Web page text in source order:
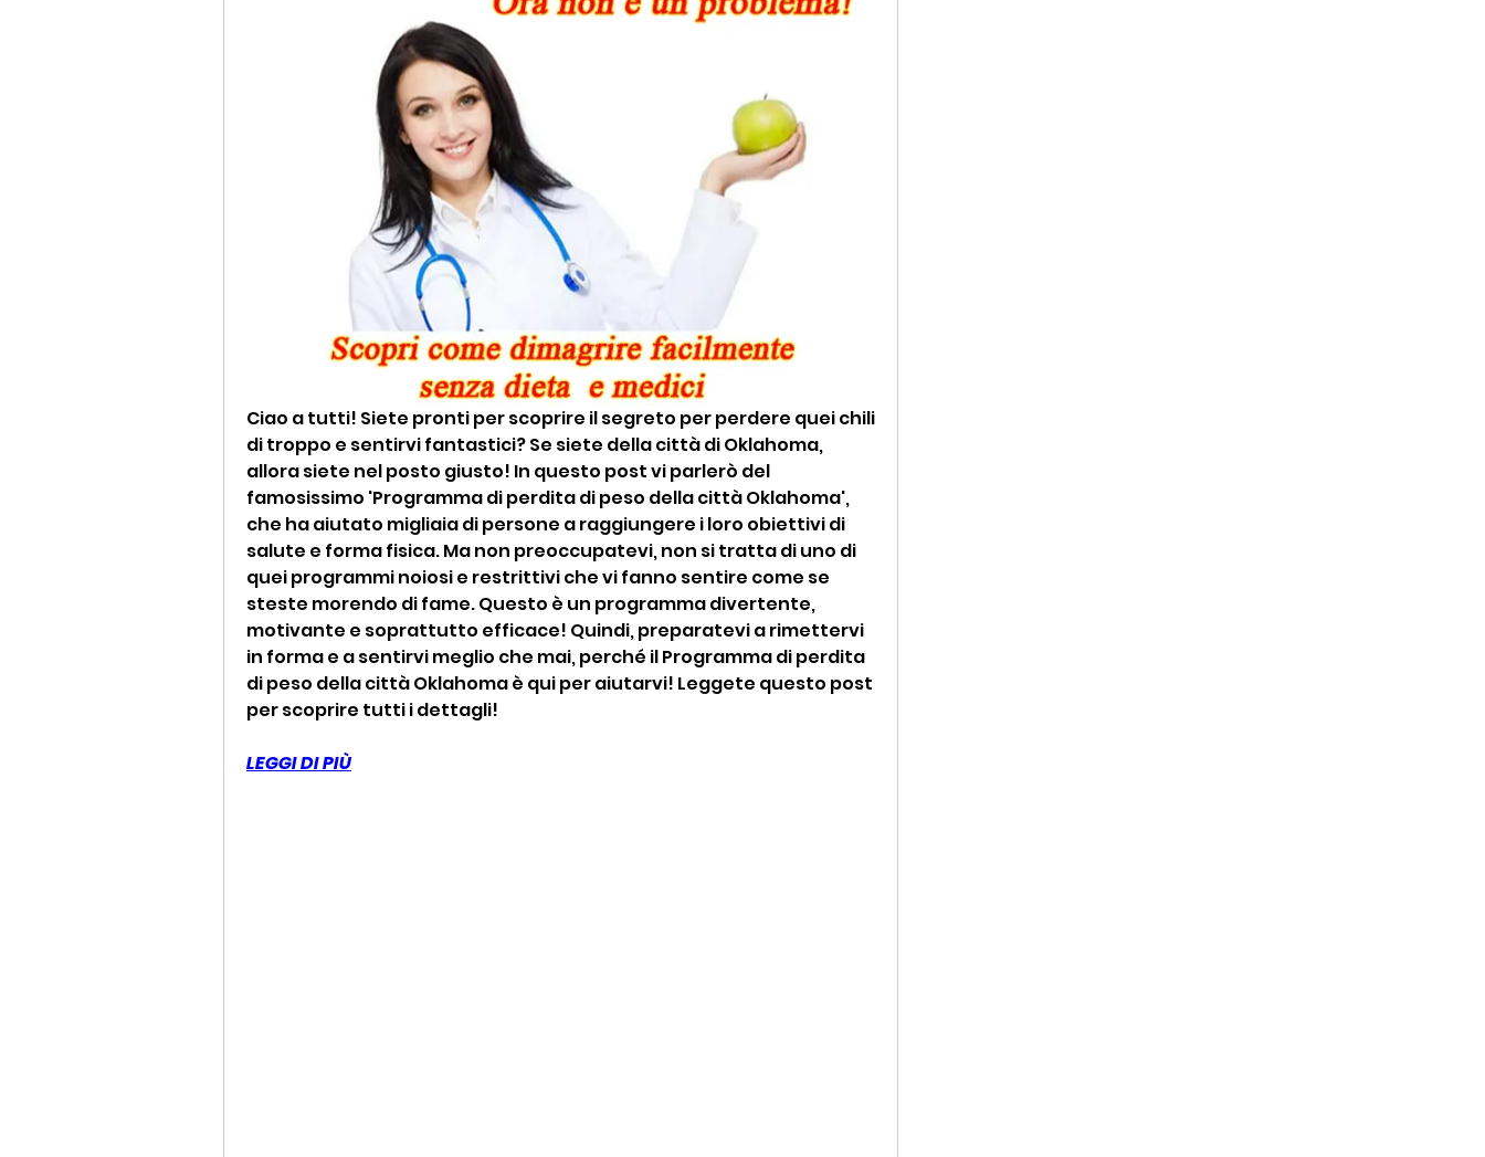
Ciao a tutti! Siete pronti per scoprire il segreto per perdere quei chili
di troppo e sentirvi fantastici? Se siete della città di Oklahoma,
allora siete nel posto giusto! In questo post vi parlerò del
famosissimo 'Programma di perdita di peso della città Oklahoma',
che ha aiutato migliaia di persone a raggiungere i loro obiettivi di
salute e forma fisica. Ma non preoccupatevi, non si tratta di uno di
quei programmi noiosi e restrittivi che vi fanno sentire come se
steste morendo di fame. Questo è un programma divertente,
motivante e soprattutto efficace! Quindi, preparatevi a rimettervi
in forma e a sentirvi meglio che mai, perché il Programma di perdita
di peso della città Oklahoma è qui per aiutarvi! Leggete questo post
per scoprire tutti i dettagli!
LEGGI DI PIÙ